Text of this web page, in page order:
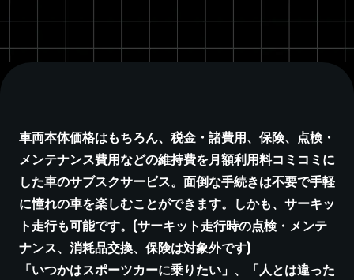
車両本体価格はもちろん、税金・諸費用、保険、点検・
メンテナンス費用などの維持費を月額利用料コミコミに
した車のサブスクサービス。面倒な手続きは不要で手軽
に憧れの車を楽しむことができます。しかも、サーキッ
ト走行も可能です。(サーキット走行時の点検・メンテ
ナンス、消耗品交換、保険は対象外です)
「いつかはスポーツカーに乗りたい」、「人とは違った